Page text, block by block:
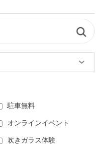
駐車無料
オンラインイベント
吹きガラス体験